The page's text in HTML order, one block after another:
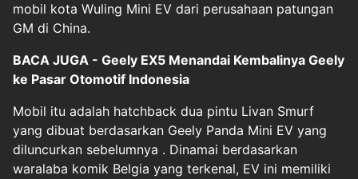
mobil kota Wuling Mini EV dari perusahaan patungan
GM di China.
BACA JUGA - Geely EX5 Menandai Kembalinya Geely
ke Pasar Otomotif Indonesia
Mobil itu adalah hatchback dua pintu Livan Smurf
yang dibuat berdasarkan Geely Panda Mini EV yang
diluncurkan sebelumnya . Dinamai berdasarkan
waralaba komik Belgia yang terkenal, EV ini memiliki